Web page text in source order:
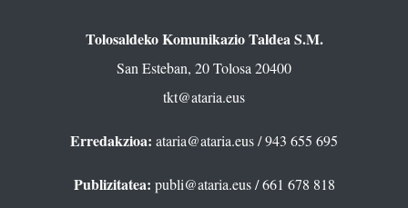
Tolosaldeko Komunikazio Taldea S.M.
San Esteban, 20 Tolosa 20400
tkt@ataria.eus
Erredakzioa: ataria@ataria.eus/ 943 655 695
Publizitatea: publi@ataria.eus/ 661 678 818